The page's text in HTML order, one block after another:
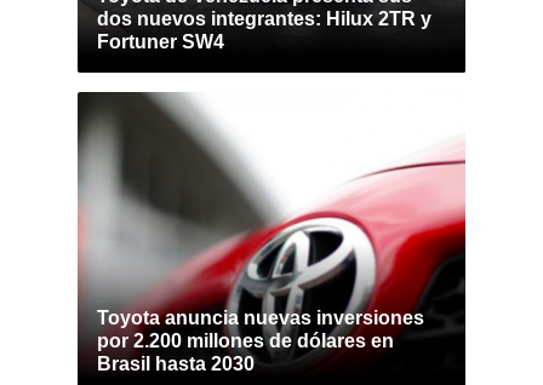
dos nuevos integrantes: Hilux 2TR y
Fortuner SW4
Toyota anuncia nuevas inversiones
por 2.200 millones de dólares en
Brasil hasta 2030